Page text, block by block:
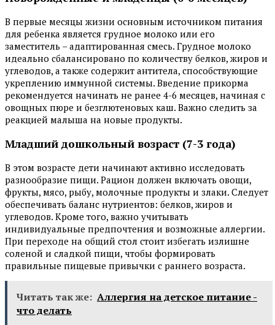
В первые месяцы жизни основным источником питания
для ребенка является грудное молоко или его
заместитель – адаптированная смесь. Грудное молоко
идеально сбалансировано по количеству белков, жиров и
углеводов, а также содержит антитела, способствующие
укреплению иммунной системы. Введение прикорма
рекомендуется начинать не ранее 4-6 месяцев, начиная с
овощных пюре и безглютеновых каш. Важно следить за
реакцией малыша на новые продукты.
Младший дошкольный возраст (7-3 года)
В этом возрасте дети начинают активно исследовать
разнообразие пищи. Рацион должен включать овощи,
фрукты, мясо, рыбу, молочные продукты и злаки. Следует
обеспечивать баланс нутриентов: белков, жиров и
углеводов. Кроме того, важно учитывать
индивидуальные предпочтения и возможные аллергии.
При переходе на общий стол стоит избегать излишне
соленой и сладкой пищи, чтобы формировать
правильные пищевые привычки с раннего возраста.
Читать так же: Аллергия на детское питание -
что делать